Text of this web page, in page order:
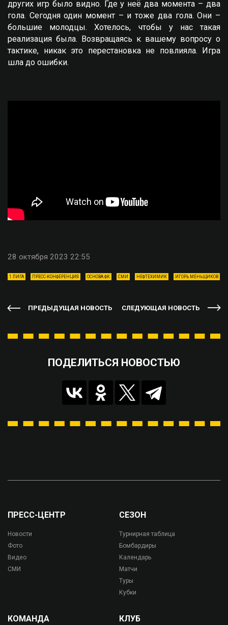
других игр было видно. Где у неё два момента – два
гола. Сегодня один момент – и тоже два гола. Они –
большие молодцы. Хотелось, чтобы у нас такая
реализация была. Возвращаясь к вашему вопросу о
тактике, никак это перестановка не повлияла. Игра
шла до ошибки.
28 октября 2023 22:55
1 ЛИГА ПРЕСС-КОНФЕРЕНЦИЯ ОСНОВА ФК СМИ НЕФТЕХИМИК ИГОРЬ МЕНЬЩИКОВ
ПРЕДЫДУЩАЯ НОВОСТЬ СЛЕДУЮЩАЯ НОВОСТЬ
ПОДЕЛИТЬСЯ НОВОСТЬЮ
ПРЕСС-ЦЕНТР
Новости
Фото
Видео
СМИ
СЕЗОН
Турнирная таблица
Бомбардиры
Календарь
Матчи
Туры
Кубки
КОМАНДА КЛУБ